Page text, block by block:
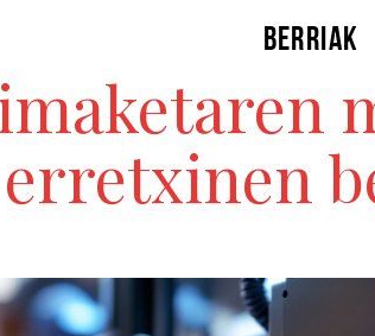
BERRIAK